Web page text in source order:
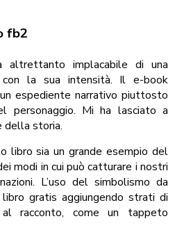
fb2
implacabile di una
con la sua intensità. Il e-book
espediente narrativo piuttosto
personaggio. Mi ha lasciato a
della storia.
libro sia un grande esempio del
modi in cui può catturare i nostri
L’uso del simbolismo da
gratis aggiungendo strati di
racconto, come un tappeto